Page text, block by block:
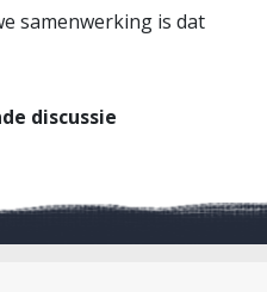
samenwerking is dat
discussie